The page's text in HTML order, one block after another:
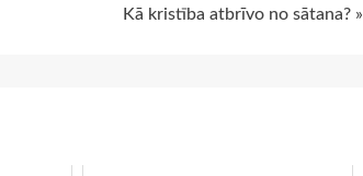
Kā kristība atbrīvo no sātana? »